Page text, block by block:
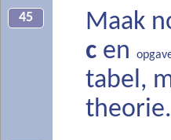
45
Maak
c en
tabel,
theorie.